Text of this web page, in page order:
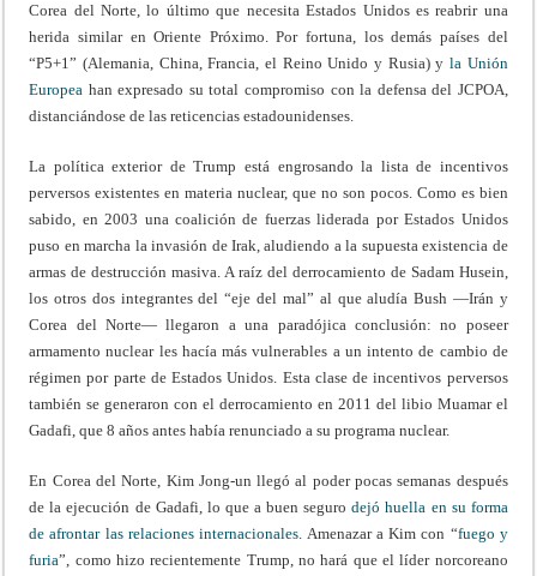
Corea del Norte, lo último que necesita Estados Unidos es reabrir una
herida similar en Oriente Próximo. Por fortuna, los demás países del
“P5+1” (Alemania, China, Francia, el Reino Unido y Rusia) yla Unión
Europea han expresado su total compromiso con la defensa del JCPOA,
distanciándose de las reticencias estadounidenses.
La política exterior de Trump está engrosando la lista de incentivos
perversos existentes en materia nuclear, que no son pocos. Como es bien
sabido, en 2003 una coalición de fuerzas liderada por Estados Unidos
puso en marcha la invasión de Irak, aludiendo a la supuesta existencia de
armas de destrucción masiva. A raíz del derrocamiento de Sadam Husein,
los otros dos integrantes del “eje del mal” al que aludía Bush —Irán y
Corea del Norte— llegaron a una paradójica conclusión: no poseer
armamento nuclear les hacía más vulnerables a un intento de cambio de
régimen por parte de Estados Unidos. Esta clase de incentivos perversos
también se generaron con el derrocamiento en 2011 del libio Muamar el
Gadafi, que 8 años antes había renunciado a su programa nuclear.
En Corea del Norte, Kim Jong-un llegó al poder pocas semanas después
de la ejecución de Gadafi, lo que a buen segurodejó huella en su forma
de afrontar las relaciones internacionales. Amenazar a Kim con “fuego y
furia”, como hizo recientemente Trump, no hará que el líder norcoreano